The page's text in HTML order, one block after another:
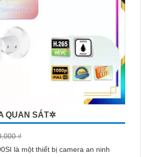
QUAN SÁT✲
₫
là một thiết bị camera an ninh